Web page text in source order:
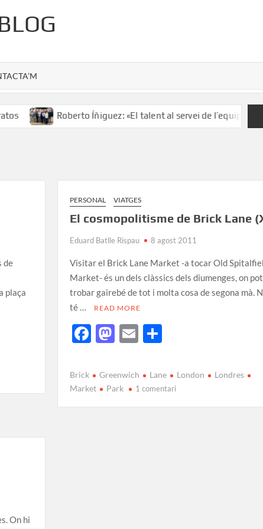
Roberto Íñiguez: «El talent al servei de l’equip»
de
plaça
PERSONAL VIATGES
El cosmopolitisme de Brick Lane
Eduard Batlle Rispau 8 agost 2011
Visitar el Brick Lane Market -a tocar Old
Market- és un dels clàssics dels diumenges, on
trobar gairebé de tot i molta cosa de segona mà.
té …
READ MORE
F
e
b
o
M
to
d
o
E
ail
C
m
p
ar
Brick Greenwich Lane London
Londres
Market
Park 1 comentari
On hi